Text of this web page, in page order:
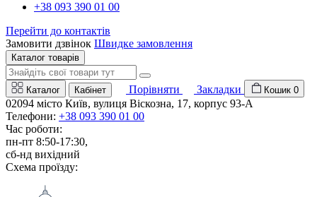
+38 093 390 01 00
Перейти до контактів
Замовити дзвінок Швидке замовлення
Каталог товарів
Каталог Кабінет Порівняти Закладки Кошик 0
02094 місто Київ, вулиця Віскозна, 17, корпус 93-А
Телефони: +38 093 390 01 00
Час роботи:
пн-пт 8:50-17:30,
сб-нд вихідний
Схема проїзду: